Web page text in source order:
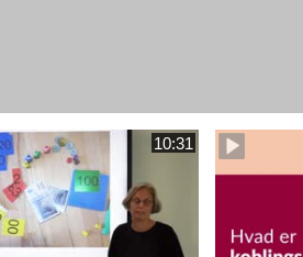
10:31